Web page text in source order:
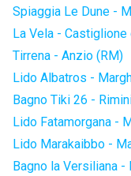
Spiaggia Le Dune -
La Vela - Castiglione
Tirrena - Anzio (RM)
Lido Albatros -
Bagno Tiki 26 -
Lido Fatamorgana -
Lido Marakaibbo -
Bagno la Versiliana -